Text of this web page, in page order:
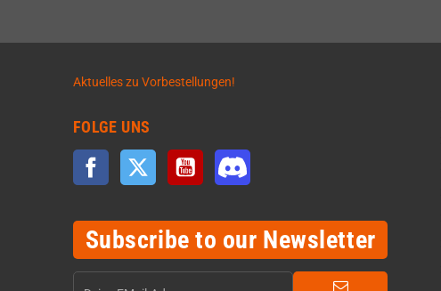
Aktuelles zu Vorbestellungen!
FOLGE UNS
Facebook Twitter YouTube
Subscribe to our Newsletter